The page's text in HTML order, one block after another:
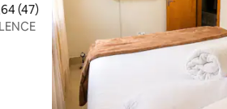
ortalama 4,64 puan, 47
(47)